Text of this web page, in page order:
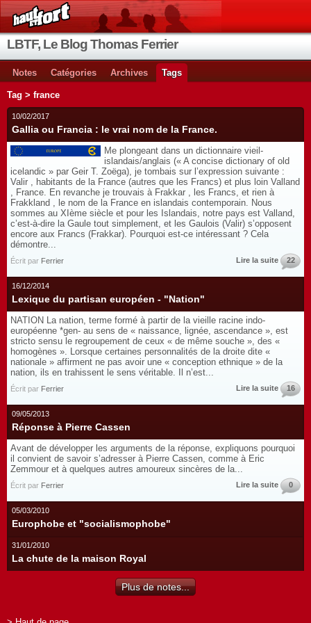
LBTF, Le Blog Thomas Ferrier
Notes Catégories Archives Tags
Tag > france
10/02/2017
Gallia ou Francia : le vrai nom de la France.
Me plongeant dans un dictionnaire vieil-
islandais/anglais (« A concise dictionary of old
icelandic » par Geir T. Zoëga), je tombais sur l’expression suivante :
Valir , habitants de la France (autres que les Francs) et plus loin Valland
, France. En revanche je trouvais à Frakkar , les Francs, et rien à
Frakkland , le nom de la France en islandais contemporain. Nous
sommes au XIème siècle et pour les Islandais, notre pays est Valland,
c’est-à-dire la Gaule tout simplement, et les Gaulois (Valir) s’opposent
encore aux Francs (Frakkar). Pourquoi est-ce intéressant ? Cela
démontre...
Écrit par Ferrier Lire la suite 22
16/12/2014
Lexique du partisan européen - "Nation"
NATION La nation, terme formé à partir de la vieille racine indo-
européenne *gen- au sens de « naissance, lignée, ascendance », est
stricto sensu le regroupement de ceux « de même souche », des «
homogènes ». Lorsque certaines personnalités de la droite dite «
nationale » affirment ne pas avoir une « conception ethnique » de la
nation, ils en trahissent le sens véritable. Il n’est...
Écrit par Ferrier Lire la suite 16
09/05/2013
Réponse à Pierre Cassen
Avant de développer les arguments de la réponse, expliquons pourquoi
il convient de savoir s’adresser à Pierre Cassen, comme à Eric
Zemmour et à quelques autres amoureux sincères de la...
Écrit par Ferrier Lire la suite 0
05/03/2010
Europhobe et "socialismophobe"
31/01/2010
La chute de la maison Royal
Plus de notes...